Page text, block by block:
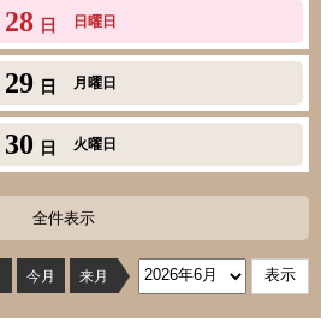
28 日 日曜日
29 日 月曜日
30 日 火曜日
全件表示
今月 来月